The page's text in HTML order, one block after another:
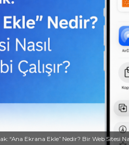
“Ana Ekrana Ekle” Nedir? Bir Web Sitesi